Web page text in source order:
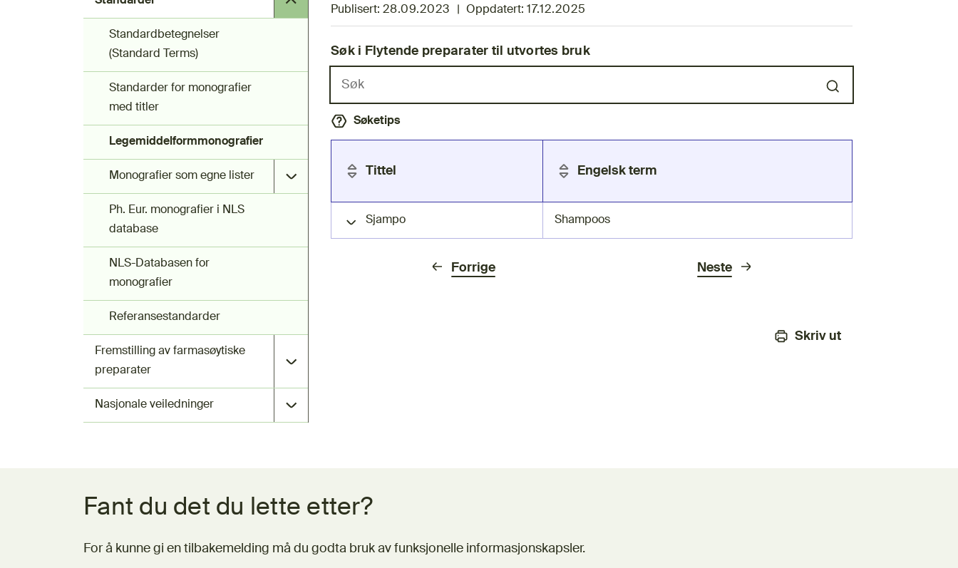
Standardbetegnelser
(Standard Terms)
Standarder for monografier
med titler
Legemiddelformmonografier
Monografier som egne lister
Ph. Eur. monografier i NLS
database
NLS-Databasen for
monografier
Referansestandarder
Fremstilling av farmasøytiske
preparater
Nasjonale veiledninger
Publisert: 28.09.2023 Oppdatert:17.12.2025
Søk i Flytende preparater til utvortes bruk
Søketips
Tittel Engelsk term
Sjampo Shampoos
Forrige Neste
Skriv ut
Fant du det du lette etter?
For å kunne gi en tilbakemelding må du godta bruk av funksjonelle informasjonskapsler.